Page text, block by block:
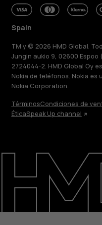
Acerca de
Sostenibilidad
Asistencia
Spain
Spain
TM y © 2026 HMD Global.
Jungin aukio 9, 02600 Espoo
2724044-2. HMD Global Oy
Nokia de teléfonos. Nokia
Nokia Corporation.
TérminosCondiciones de
ÉticaSpeak Up channel